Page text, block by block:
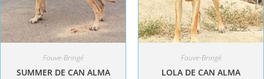
Fauve-Bringé
SUMMER DE CAN ALMA
Fauve-Bringé
LOLA DE CAN ALMA